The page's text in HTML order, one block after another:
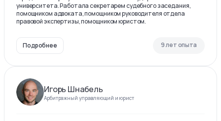
университета. Работала секретарем судебного заседания,
помощником адвоката, помощником руководителя отдела
правовой экспертизы, помощником юристом.
Подробнее 9 лет опыта
Игорь Шнабель
Арбитражный управляющий и юрист